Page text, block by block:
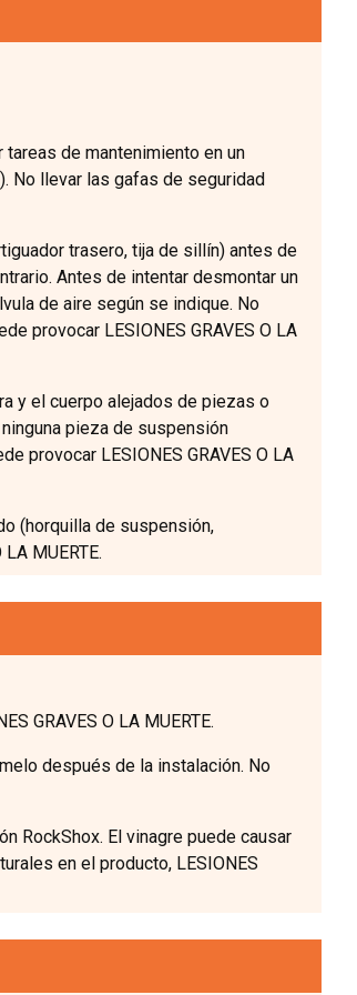
de mantenimiento en un
No llevar las gafas de seguridad
trasero, tija de sillín) antes de
Antes de intentar desmontar un
de aire según se indique. No
provocar LESIONES GRAVES O LA
y el cuerpo alejados de piezas o
pieza de suspensión
provocar LESIONES GRAVES O LA
(horquilla de suspensión,
MUERTE.
GRAVES O LA MUERTE.
después de la instalación. No
RockShox. El vinagre puede causar
en el producto, LESIONES